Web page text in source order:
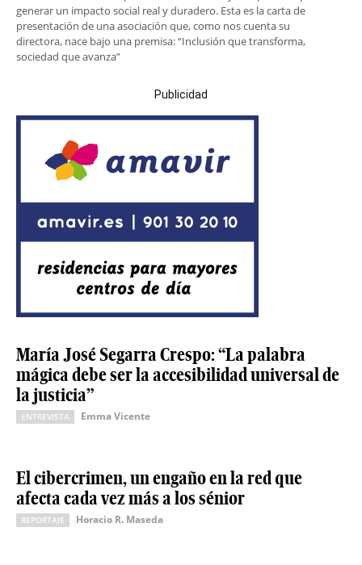
generar un impacto social real y duradero. Esta es la carta de
presentación de una asociación que, como nos cuenta su
directora, nace bajo una premisa: “Inclusión que transforma,
sociedad que avanza”
Publicidad
María José Segarra Crespo: “La palabra
mágica debe ser la accesibilidad universal de
la justicia”
ENTREVISTA Emma Vicente
El cibercrimen, un engaño en la red que
afecta cada vez más a los sénior
REPORTAJE Horacio R. Maseda